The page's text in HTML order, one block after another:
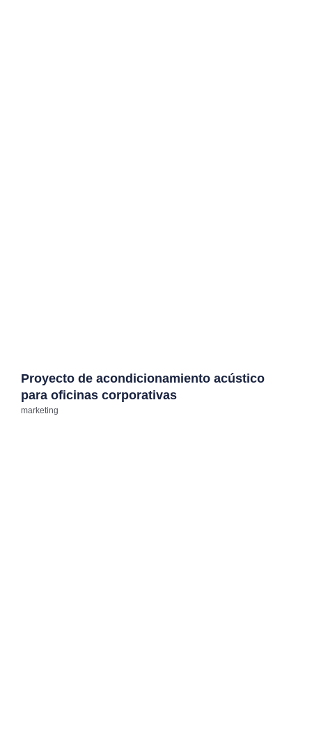
Proyecto de acondicionamiento acústico
para oficinas corporativas
marketing